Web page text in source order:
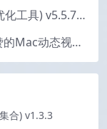
CleanMyMac for Mac (Mac清理优化工具) v5.5.7 激活版
Dynamic Wallpaper for Mac(超赞的Mac动态视频壁纸) v25.4 激活版
合) v1.3.3